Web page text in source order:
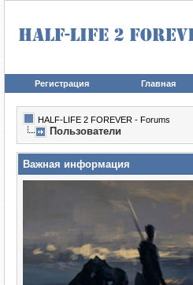
Регистрация Главная
HALF-LIFE 2 FOREVER - Forums
Пользователи
Важная информация